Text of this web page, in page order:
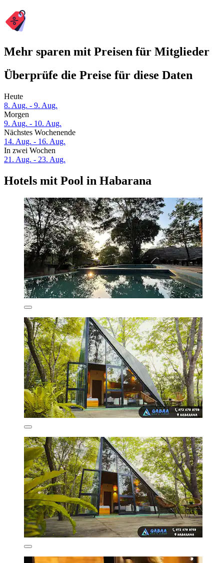
Mehr sparen mit Preisen für Mitglieder
Überprüfe die Preise für diese Daten
Heute
8. Aug. - 9. Aug.
Morgen
9. Aug. - 10. Aug.
Nächstes Wochenende
14. Aug. - 16. Aug.
In zwei Wochen
21. Aug. - 23. Aug.
Hotels mit Pool in Habarana